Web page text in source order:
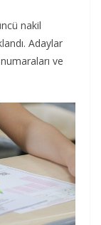
nakil
Adaylar
ve